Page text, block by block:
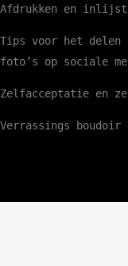
Afdrukken en
Tips voor het delen
foto’s op sociale
Zelfacceptatie en
Verrassings